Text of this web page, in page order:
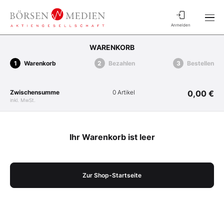
Anmelden
WARENKORB
Warenkorb Bezahlen Bestellen
Zwischensumme
inkl. MwSt.
0 Artikel 0,00 €
Ihr Warenkorb ist leer
Zur Shop-Startseite